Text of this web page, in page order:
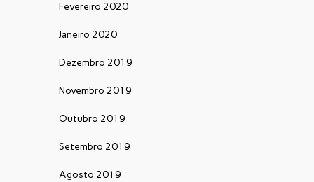
Fevereiro 2020
Janeiro 2020
Dezembro 2019
Novembro 2019
Outubro 2019
Setembro 2019
Agosto 2019